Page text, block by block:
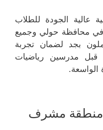
عالية الجودة للطلاب
محافظة حولي وجميع
بجد لضمان تجربة
قبل مدرسين رياضيات
مشرف